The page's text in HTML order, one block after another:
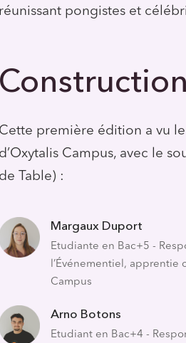
réunissant pongistes et
Cette première édition a vu
d’Oxytalis Campus, avec le
de Table) :
Margaux Duport
Etudiante en Bac+5 -
l’Événementiel, apprentie
Campus
Arno Botons
Etudiant en Bac+4 -